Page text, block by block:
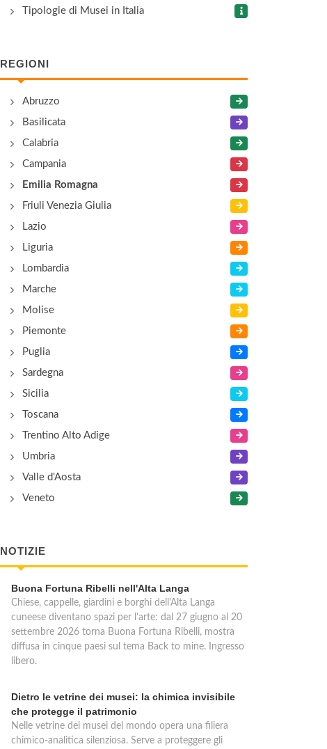
Tipologie di Musei in Italia
REGIONI
Abruzzo
Basilicata
Calabria
Campania
Emilia Romagna
Friuli Venezia Giulia
Lazio
Liguria
Lombardia
Marche
Molise
Piemonte
Puglia
Sardegna
Sicilia
Toscana
Trentino Alto Adige
Umbria
Valle d'Aosta
Veneto
NOTIZIE
Buona Fortuna Ribelli nell'Alta Langa
Chiese, cappelle, giardini e borghi dell'Alta Langa
cuneese diventano spazi per l'arte: dal 27 giugno al 20
settembre 2026 torna Buona Fortuna Ribelli, mostra
diffusa in cinque paesi sul tema Back to mine. Ingresso
libero.
Dietro le vetrine dei musei: la chimica invisibile
che protegge il patrimonio
Nelle vetrine dei musei del mondo opera una filiera
chimico-analitica silenziosa. Serve a proteggere gli